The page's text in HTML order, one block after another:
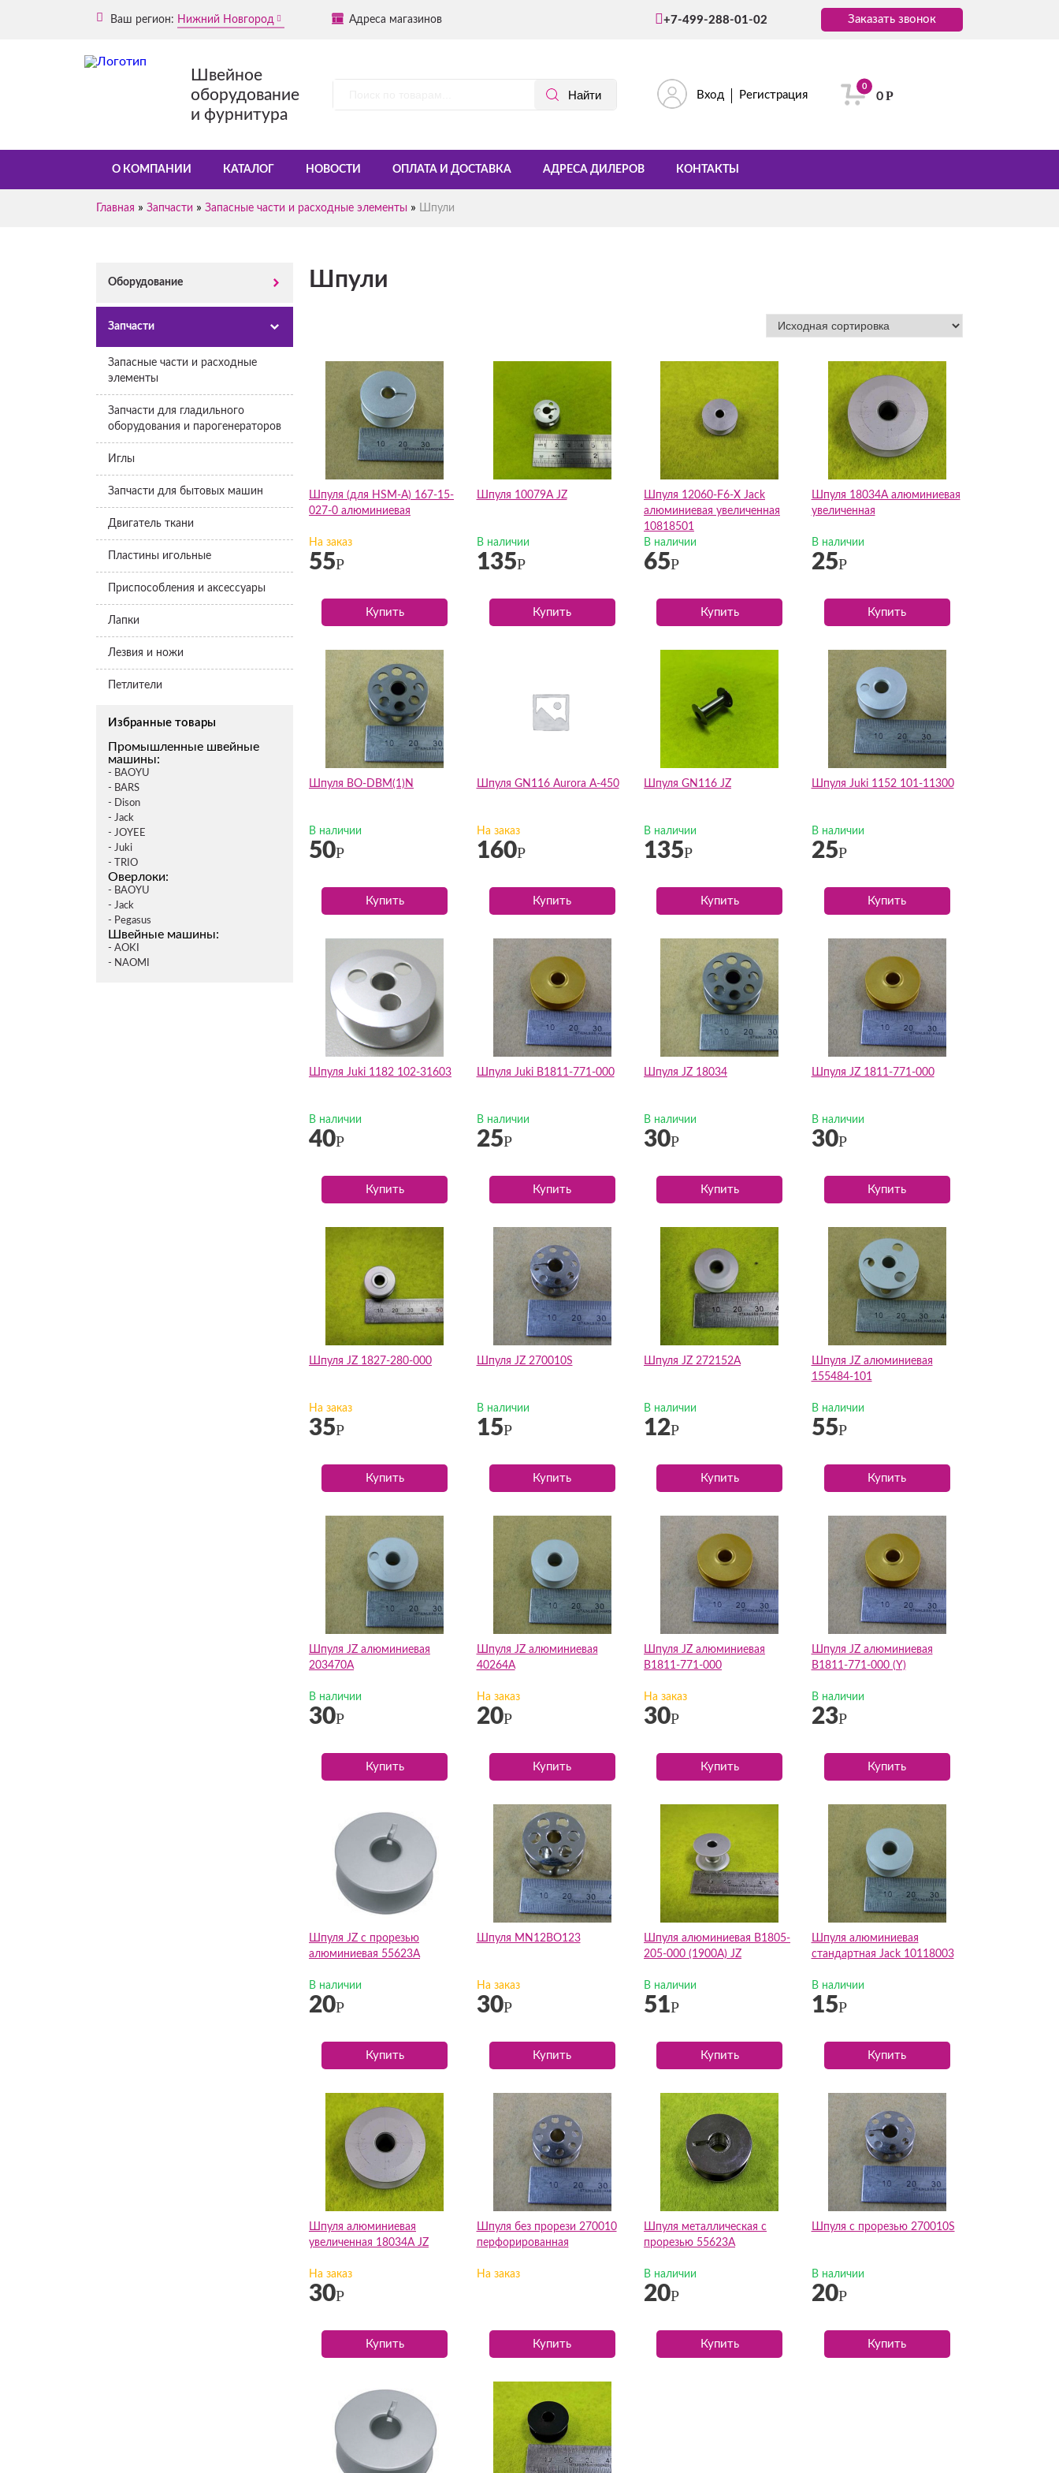
Ваш регион: Нижний Новгород Адреса магазинов +7-499-288-01-02 Заказать звонок
Швейное
оборудование
и фурнитура
Вход Регистрация
0
0Р
О КОМПАНИИ КАТАЛОГ НОВОСТИ ОПЛАТА И ДОСТАВКА АДРЕСА ДИЛЕРОВ КОНТАКТЫ
Главная » Запчасти » Запасные части и расходные элементы » Шпули
Оборудование
Запчасти
Запасные части и расходные
элементы
Запчасти для гладильного
оборудования и парогенераторов
Иглы
Запчасти для бытовых машин
Двигатель ткани
Пластины игольные
Приспособления и аксессуары
Лапки
Лезвия и ножи
Петлители
Избранные товары
Промышленные швейные
машины:
- BAOYU
- BARS
- Dison
- Jack
- JOYEE
- Juki
- TRIO
Оверлоки:
- BAOYU
- Jack
- Pegasus
Швейные машины:
- AOKI
- NAOMI
Шпули
Шпуля (для HSM-A) 167-15-
027-0 алюминиевая
На заказ
55Р
Купить
Шпуля 10079A JZ
В наличии
135Р
Купить
Шпуля 12060-F6-X Jack
алюминиевая увеличенная
10818501
В наличии
65Р
Купить
Шпуля 18034А алюминиевая
увеличенная
В наличии
25Р
Купить
Шпуля BO-DBM(1)N
В наличии
50Р
Купить
Шпуля GN116 Aurora A-450
На заказ
160Р
Купить
Шпуля GN116 JZ
В наличии
135Р
Купить
Шпуля Juki 1152 101-11300
В наличии
25Р
Купить
Шпуля Juki 1182 102-31603
В наличии
40Р
Купить
Шпуля Juki B1811-771-000
В наличии
25Р
Купить
Шпуля JZ 18034
В наличии
30Р
Купить
Шпуля JZ 1811-771-000
В наличии
30Р
Купить
Шпуля JZ 1827-280-000
На заказ
35Р
Купить
Шпуля JZ 270010S
В наличии
15Р
Купить
Шпуля JZ 272152A
В наличии
12Р
Купить
Шпуля JZ алюминиевая
155484-101
В наличии
55Р
Купить
Шпуля JZ алюминиевая
203470A
В наличии
30Р
Купить
Шпуля JZ алюминиевая
40264A
На заказ
20Р
Купить
Шпуля JZ алюминиевая
B1811-771-000
На заказ
30Р
Купить
Шпуля JZ алюминиевая
B1811-771-000 (Y)
В наличии
23Р
Купить
Шпуля JZ с прорезью
алюминиевая 55623A
В наличии
20Р
Купить
Шпуля MN12BO123
На заказ
30Р
Купить
Шпуля алюминиевая В1805-
205-000 (1900А) JZ
В наличии
51Р
Купить
Шпуля алюминиевая
стандартная Jack 10118003
В наличии
15Р
Купить
Шпуля алюминиевая
увеличенная 18034А JZ
На заказ
30Р
Купить
Шпуля без прорези 270010
перфорированная
На заказ
Купить
Шпуля металлическая с
прорезью 55623A
В наличии
20Р
Купить
Шпуля с прорезью 270010S
В наличии
20Р
Купить